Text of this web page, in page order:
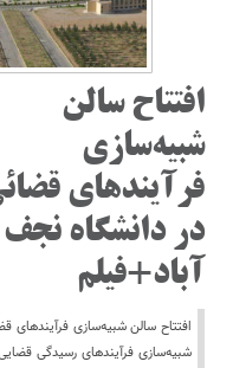
افتتاح سالن
شبیه‌سازی
فرآیند‌های
در دانشگاه نجف
آباد+فیلم
افتتاح سالن شبیه‌سازی فرآیند‌های
شبیه‌سازی فرآیند‌های رسیدگی